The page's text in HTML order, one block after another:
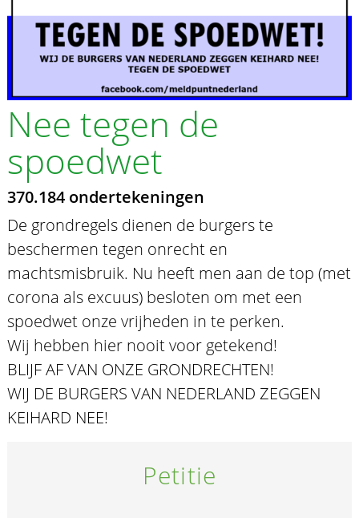
Nee tegen de
spoedwet
370.184 ondertekeningen
De grondregels dienen de burgers te
beschermen tegen onrecht en
machtsmisbruik. Nu heeft men aan de top (met
corona als excuus) besloten om met een
spoedwet onze vrijheden in te perken.
Wij hebben hier nooit voor getekend!
BLIJF AF VAN ONZE GRONDRECHTEN!
WIJ DE BURGERS VAN NEDERLAND ZEGGEN
KEIHARD NEE!
Petitie